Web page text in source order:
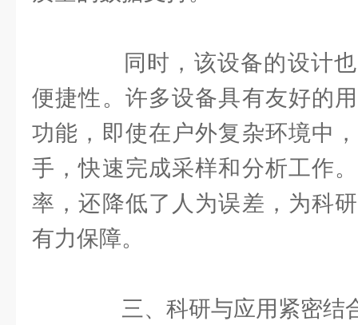
同时，该设备的设计也
便捷性。许多设备具有友好的
功能，即使在户外复杂环境中
手，快速完成采样和分析工作
率，还降低了人为误差，为科
有力保障。
三、科研与应用紧密结